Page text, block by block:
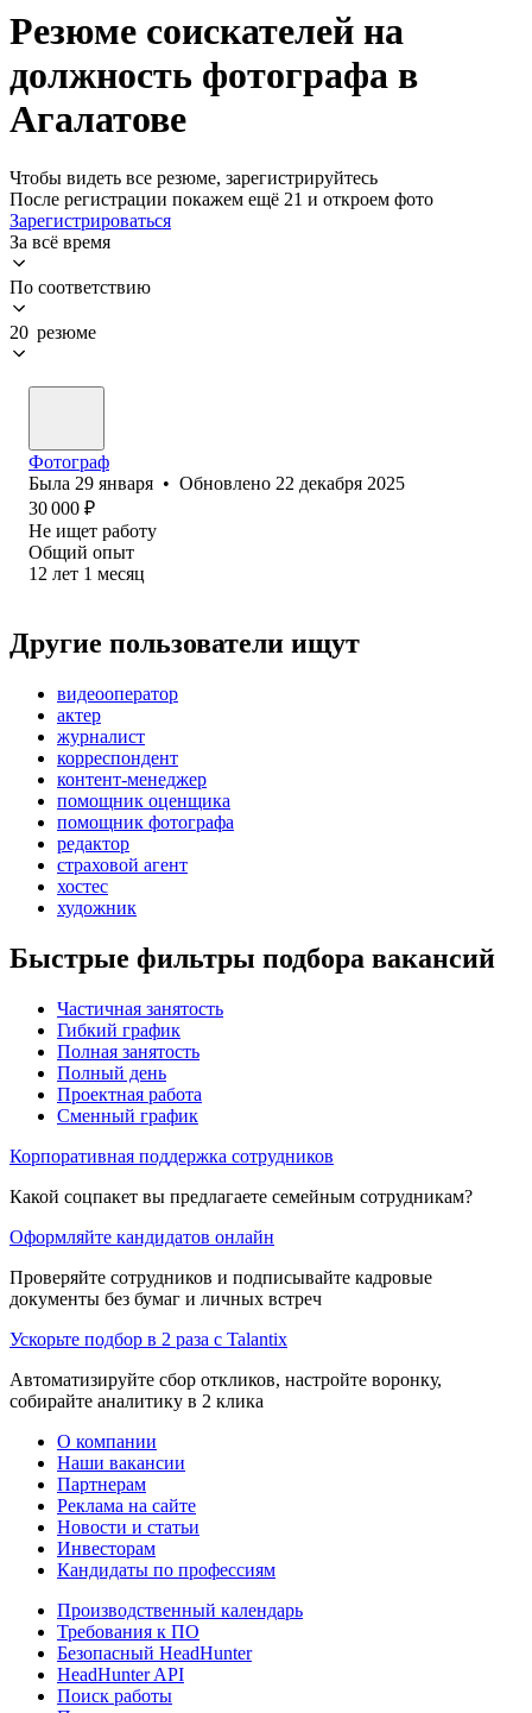
Резюме соискателей на
должность фотографа в
Агалатове
Чтобы видеть все резюме, зарегистрируйтесь
После регистрации покажем ещё 21 и откроем фото
Зарегистрироваться
За всё время
По соответствию
20 резюме
Фотограф
Была 29 января • Обновлено 22 декабря 2025
30 000 ₽
Не ищет работу
Общий опыт
12 лет 1 месяц
Другие пользователи ищут
видеооператор
актер
журналист
корреспондент
контент-менеджер
помощник оценщика
помощник фотографа
редактор
страховой агент
хостес
художник
Быстрые фильтры подбора вакансий
Частичная занятость
Гибкий график
Полная занятость
Полный день
Проектная работа
Сменный график
Корпоративная поддержка сотрудников
Какой соцпакет вы предлагаете семейным сотрудникам?
Оформляйте кандидатов онлайн
Проверяйте сотрудников и подписывайте кадровые
документы без бумаг и личных встреч
Ускорьте подбор в 2 раза с Talantix
Автоматизируйте сбор откликов, настройте воронку,
собирайте аналитику в 2 клика
О компании
Наши вакансии
Партнерам
Реклама на сайте
Новости и статьи
Инвесторам
Кандидаты по профессиям
Производственный календарь
Требования к ПО
Безопасный HeadHunter
HeadHunter API
Поиск работы